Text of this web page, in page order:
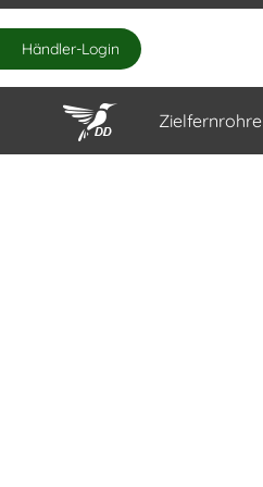
Händler-Login
Zielfernrohre